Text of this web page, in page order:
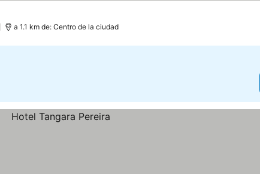
a 1.1 km de: Centro de la ciudad